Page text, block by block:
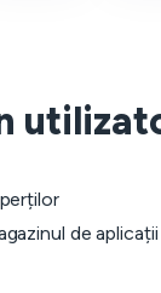
de aplicații